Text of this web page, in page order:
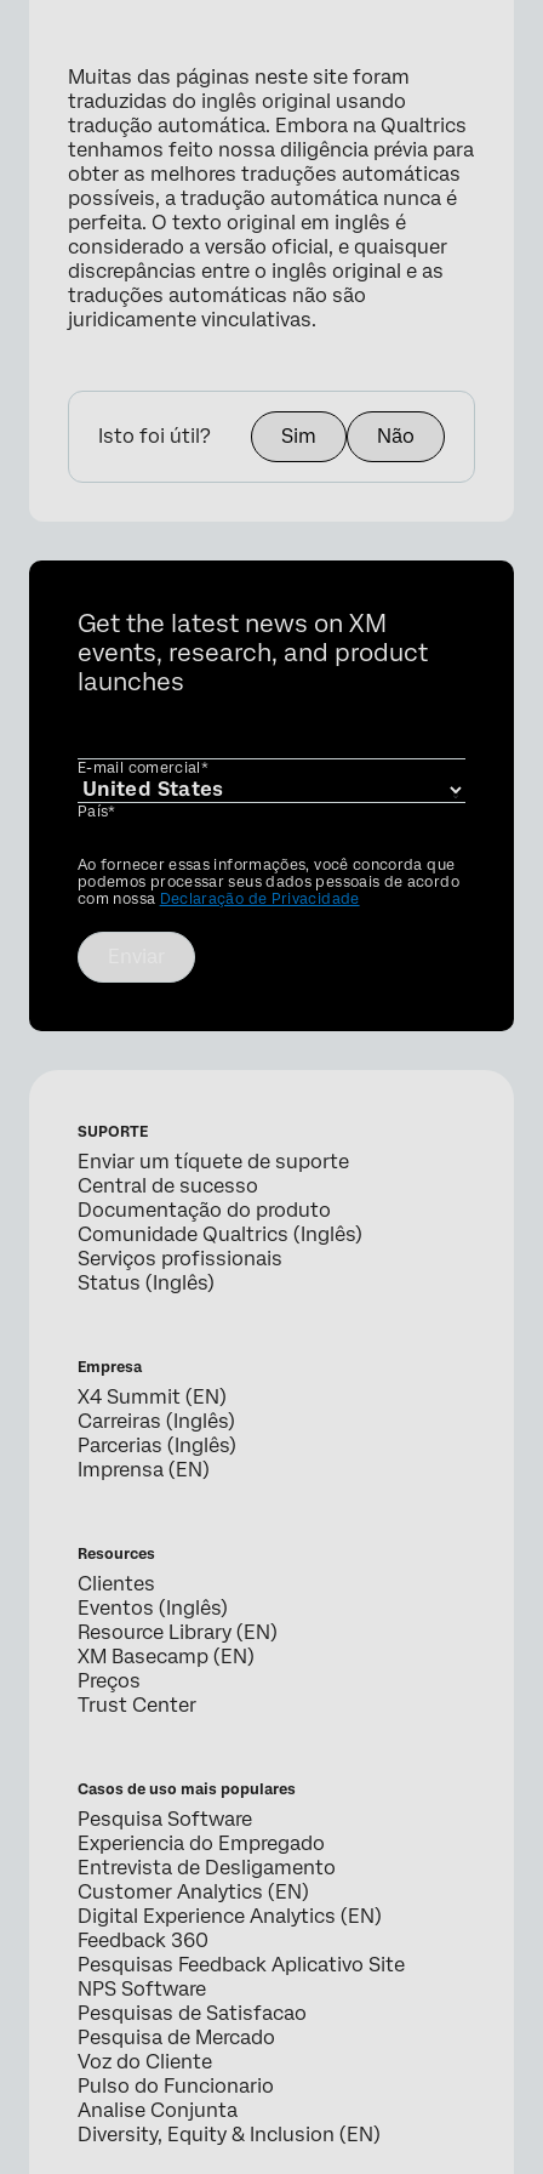
Muitas das páginas neste site foram
traduzidas do inglês original usando
tradução automática. Embora na Qualtrics
tenhamos feito nossa diligência prévia para
obter as melhores traduções automáticas
possíveis, a tradução automática nunca é
perfeita. O texto original em inglês é
considerado a versão oficial, e quaisquer
discrepâncias entre o inglês original e as
traduções automáticas não são
juridicamente vinculativas.
Isto foi útil? Sim Não
Get the latest news on XM
events, research, and product
launches
E-mail comercial*
País*
Privacy
Optin
Ao fornecer essas informações, você concorda que
podemos processar seus dados pessoais de acordo
com nossa Declaração de Privacidade
SUPORTE
Enviar um tíquete de suporte
Central de sucesso
Documentação do produto
Comunidade Qualtrics (Inglês)
Serviços profissionais
Status (Inglês)
Empresa
X4 Summit (EN)
Carreiras (Inglês)
Parcerias (Inglês)
Imprensa (EN)
Resources
Clientes
Eventos (Inglês)
Resource Library (EN)
XM Basecamp (EN)
Preços
Trust Center
Casos de uso mais populares
Pesquisa Software
Experiencia do Empregado
Entrevista de Desligamento
Customer Analytics (EN)
Digital Experience Analytics (EN)
Feedback 360
Pesquisas Feedback Aplicativo Site
NPS Software
Pesquisas de Satisfacao
Pesquisa de Mercado
Voz do Cliente
Pulso do Funcionario
Analise Conjunta
Diversity, Equity & Inclusion (EN)